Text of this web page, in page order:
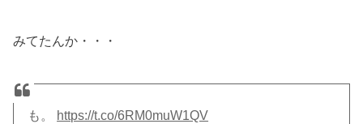
みてたんか・・・
も。 https://t.co/6RM0muW1QV